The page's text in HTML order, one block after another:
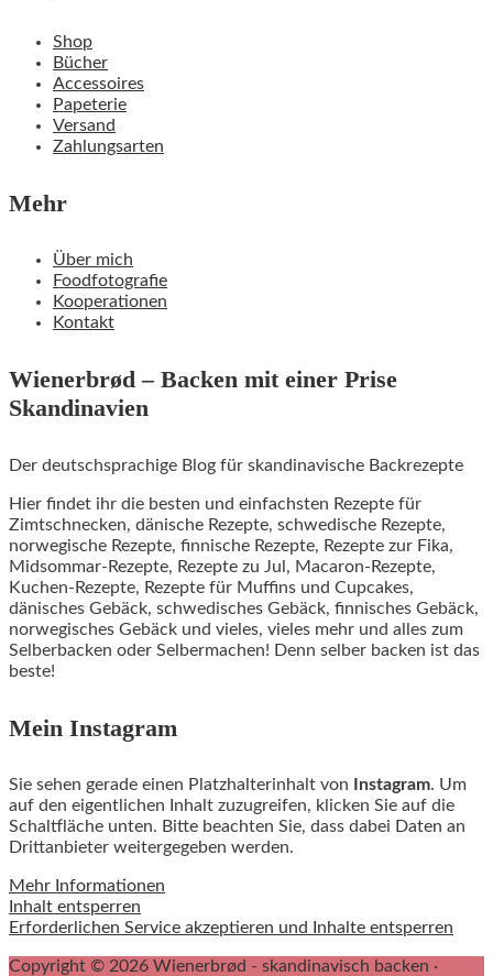
Shop
Bücher
Accessoires
Papeterie
Versand
Zahlungsarten
Mehr
Über mich
Foodfotografie
Kooperationen
Kontakt
Wienerbrød – Backen mit einer Prise
Skandinavien
Der deutschsprachige Blog für skandinavische Backrezepte
Hier findet ihr die besten und einfachsten Rezepte für
Zimtschnecken, dänische Rezepte, schwedische Rezepte,
norwegische Rezepte, finnische Rezepte, Rezepte zur Fika,
Midsommar-Rezepte, Rezepte zu Jul, Macaron-Rezepte,
Kuchen-Rezepte, Rezepte für Muffins und Cupcakes,
dänisches Gebäck, schwedisches Gebäck, finnisches Gebäck,
norwegisches Gebäck und vieles, vieles mehr und alles zum
Selberbacken oder Selbermachen! Denn selber backen ist das
beste!
Mein Instagram
Sie sehen gerade einen Platzhalterinhalt von Instagram. Um
auf den eigentlichen Inhalt zuzugreifen, klicken Sie auf die
Schaltfläche unten. Bitte beachten Sie, dass dabei Daten an
Drittanbieter weitergegeben werden.
Mehr Informationen
Inhalt entsperren
Erforderlichen Service akzeptieren und Inhalte entsperren
Copyright © 2026 Wienerbrød - skandinavisch backen ·